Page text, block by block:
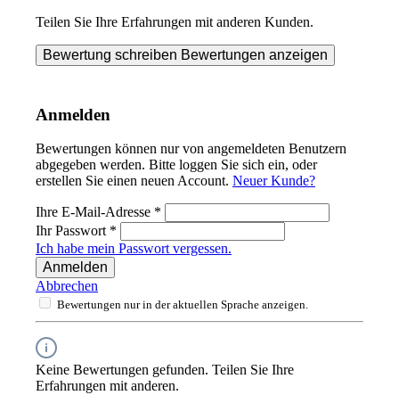
Teilen Sie Ihre Erfahrungen mit anderen Kunden.
Bewertung schreiben Bewertungen anzeigen
Anmelden
Bewertungen können nur von angemeldeten Benutzern
abgegeben werden. Bitte loggen Sie sich ein, oder
erstellen Sie einen neuen Account. Neuer Kunde?
Ihre E-Mail-Adresse *
Ihr Passwort *
Ich habe mein Passwort vergessen.
Anmelden
Abbrechen
Bewertungen nur in der aktuellen Sprache anzeigen.
Keine Bewertungen gefunden. Teilen Sie Ihre
Erfahrungen mit anderen.